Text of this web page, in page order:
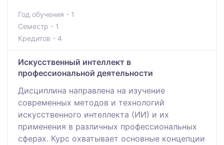
Год обучения - 1
Семестр - 1
Кредитов - 4
Искусственный интеллект в
профессиональной деятельности
Дисциплина направлена на изучение
современных методов и технологий
искусственного интеллекта (ИИ) и их
применения в различных профессиональных
сферах. Курс охватывает основные концепции